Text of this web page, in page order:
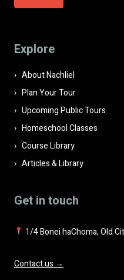
leave
empty.
Explore
About Nachliel
Plan Your Tour
Upcoming Public Tours
Homeschool Classes
Course Library
Articles & Library
Get in touch
1/4 Bonei haChoma, Old
Contact us →